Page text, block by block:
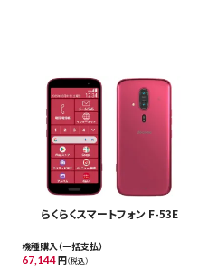
らくらくスマートフォン F-53E
機種購入（一括支払）
67,144円（税込）